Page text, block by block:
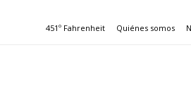
451º Fahrenheit Quiénes somos